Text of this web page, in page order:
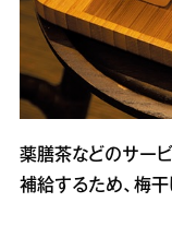
薬膳茶などのサー
補給するため、梅干